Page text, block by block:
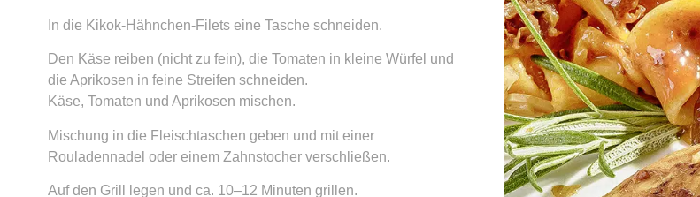
In die Kikok-Hähnchen-Filets eine Tasche schneiden.
Den Käse reiben (nicht zu fein), die Tomaten in kleine Würfel und
die Aprikosen in feine Streifen schneiden.
Käse, Tomaten und Aprikosen mischen.
Mischung in die Fleischtaschen geben und mit einer
Rouladennadel oder einem Zahnstocher verschließen.
Auf den Grill legen und ca. 10–12 Minuten grillen.